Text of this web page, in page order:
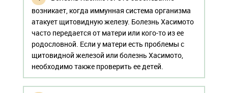
возникает, когда иммунная система организма
атакует щитовидную железу. Болезнь Хасимото
часто передается от матери или кого-то из ее
родословной. Если у матери есть проблемы с
щитовидной железой или болезнь Хасимото,
необходимо также проверить ее детей.